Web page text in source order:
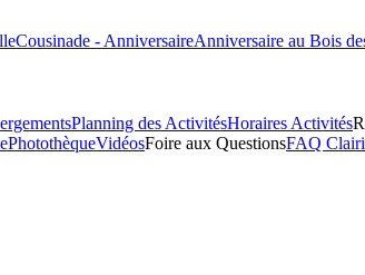
Cousinade - AnniversaireAnniversaire au Bois
Planning des ActivitésHoraires Activités
PhotothèqueVidéosFoire aux QuestionsFAQ